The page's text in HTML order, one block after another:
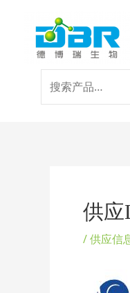
索：
供应
/供应信